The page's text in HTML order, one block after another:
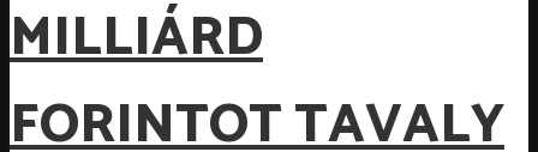
MILLIÁRD
FORINTOT TAVALY